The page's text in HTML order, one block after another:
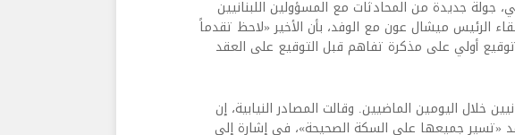
جولة جديدة من المحادثات مع المسؤولين اللبنانيين
بعد لقاء الرئيس ميشال عون مع الوفد، بأن الأخير «لاحظ تقدماً
أولي على مذكرة تفاهم قبل التوقيع على العقد
خلال اليومين الماضيين. وقالت المصادر النيابية، إن
«تسير جميعها على السكة الصحيحة»، في إشارة إلى